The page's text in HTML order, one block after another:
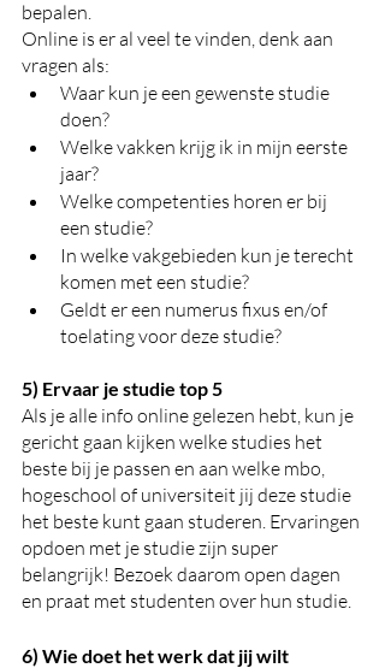
bepalen.
Online is er al veel te vinden, denk aan
vragen als:
Waar kun je een gewenste studie
doen?
Welke vakken krijg ik in mijn eerste
jaar?
Welke competenties horen er bij
een studie?
In welke vakgebieden kun je terecht
komen met een studie?
Geldt er een numerus fixus en/of
toelating voor deze studie?
5) Ervaar je studie top 5
Als je alle info online gelezen hebt, kun je
gericht gaan kijken welke studies het
beste bij je passen en aan welke mbo,
hogeschool of universiteit jij deze studie
het beste kunt gaan studeren. Ervaringen
opdoen met je studie zijn super
belangrijk! Bezoek daarom open dagen
en praat met studenten over hun studie.
6) Wie doet het werk dat jij wilt